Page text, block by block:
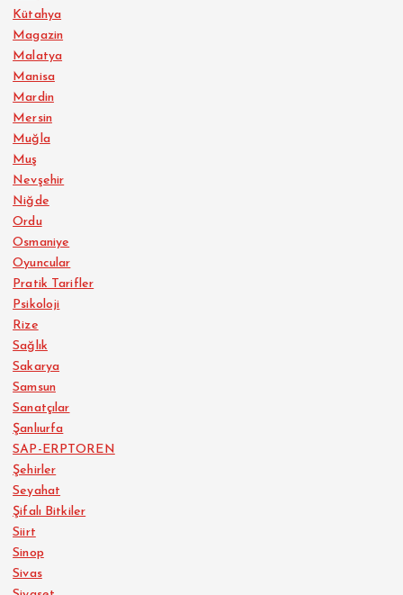
Kütahya
Magazin
Malatya
Manisa
Mardin
Mersin
Muğla
Muş
Nevşehir
Niğde
Ordu
Osmaniye
Oyuncular
Pratik Tarifler
Psikoloji
Rize
Sağlık
Sakarya
Samsun
Sanatçılar
Şanlıurfa
SAP-ERPTOREN
Şehirler
Seyahat
Şifalı Bitkiler
Siirt
Sinop
Sivas